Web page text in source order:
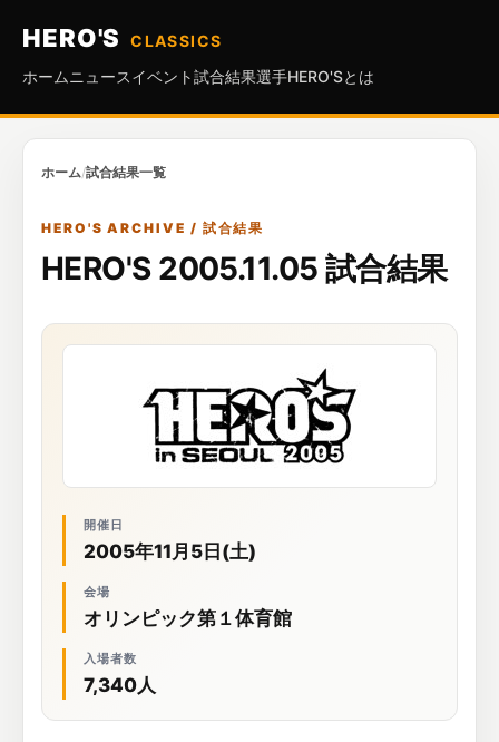
HERO'S
CLASSICS
ホーム ニュースイベント試合結果選手HERO'Sとは
ホーム/試合結果一覧
HERO'S ARCHIVE / 試合結果
HERO'S 2005.11.05 試合結果
開催日
2005年11月5日(土)
会場
オリンピック第１体育館
入場者数
7,340人